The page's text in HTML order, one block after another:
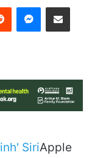
Reddit Messenger
Share via Email
Apple